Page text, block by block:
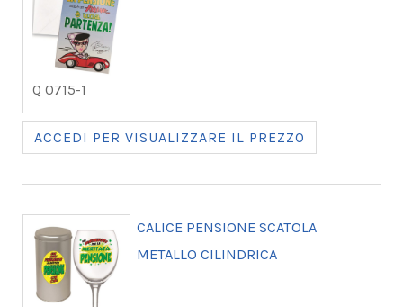
Q 0715-1
ACCEDI PER VISUALIZZARE IL PREZZO
CALICE PENSIONE SCATOLA
METALLO CILINDRICA